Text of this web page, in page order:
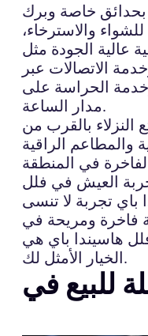
بحدائق خاصة وبرك
والاسترخاء،
عالية الجودة مثل
الاتصالات عبر
الحراسة على
مدار الساعة.
النزلاء بالقرب من
والمطاعم الراقية
في المنطقة
العيش في فلل
فاخرة ومريحة في
هاسيندا باي هي
الخيار الأمثل لك.
للبيع في